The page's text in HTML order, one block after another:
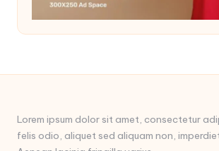
Lorem ipsum dolor sit amet, consectetur
felis odio, aliquet sed aliquam non,